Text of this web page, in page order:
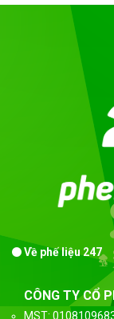
Về phế liệu 247
CÔNG TY CỔ
MST: